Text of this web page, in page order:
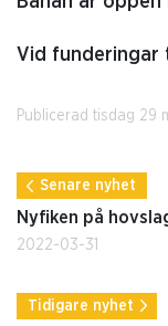
Vid funderingar
Publicerad tisdag 29
Senare nyhet
Nyfiken på
2022-03-31
Tidigare nyhet